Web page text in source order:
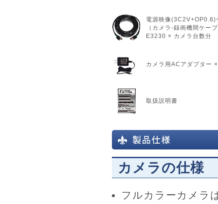
電源映像(3C2V+OP0.8)
（カメラ-録画機間ケー
E3230 × カメラ台数分
カメラ用ACアダプター
取扱説明書
カメラの仕様
フルカラーカメラ